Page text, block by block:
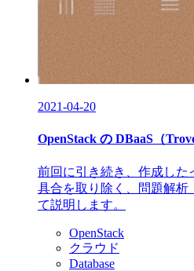
2021-04-20
OpenStack の DBaaS（
前回に引き続き、作成した
具合を取り除く、問題解
て説明します。
OpenStack
クラウド
Database